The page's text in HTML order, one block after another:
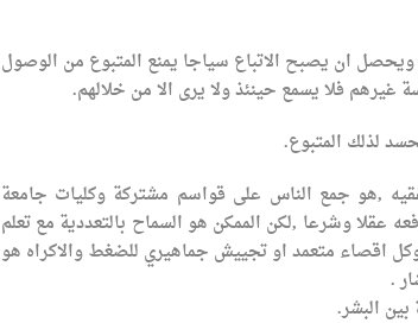
ويحصل ان يصبح الاتباع سياجا يمنع المتبوع من الوصول
غيرهم فلا يسمع حينئذ ولا يرى الا من خلالهم.
لذلك المتبوع.
,هو جمع الناس على قواسم مشتركة وكليات جامعة
عقلا وشرعا ,لكن الممكن هو السماح بالتعددية مع تعلم
اقصاء متعمد او تجييش جماهيري للضغط والاكراه هو
.
بين البشر.